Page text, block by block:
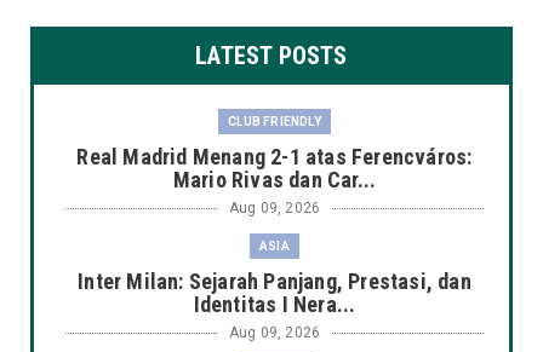
LATEST POSTS
CLUB FRIENDLY
Real Madrid Menang 2-1 atas Ferencváros:
Mario Rivas dan Car...
Aug 09, 2026
ASIA
Inter Milan: Sejarah Panjang, Prestasi, dan
Identitas I Nera...
Aug 09, 2026